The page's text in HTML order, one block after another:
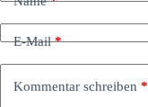
E-Mail*
Kommentar schreiben *